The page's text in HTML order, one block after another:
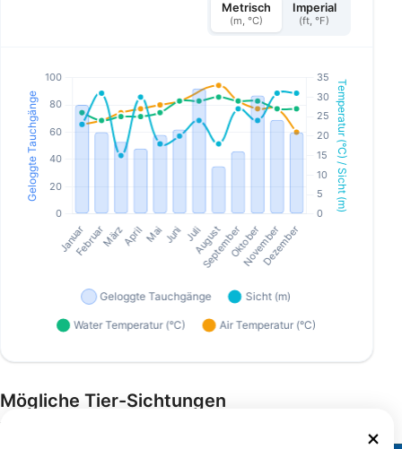
Metrisch
(m, °C)
Imperial
(ft, °F)
Mögliche Tier-Sichtungen
Tiersichtungen basieren auf User Generated Content